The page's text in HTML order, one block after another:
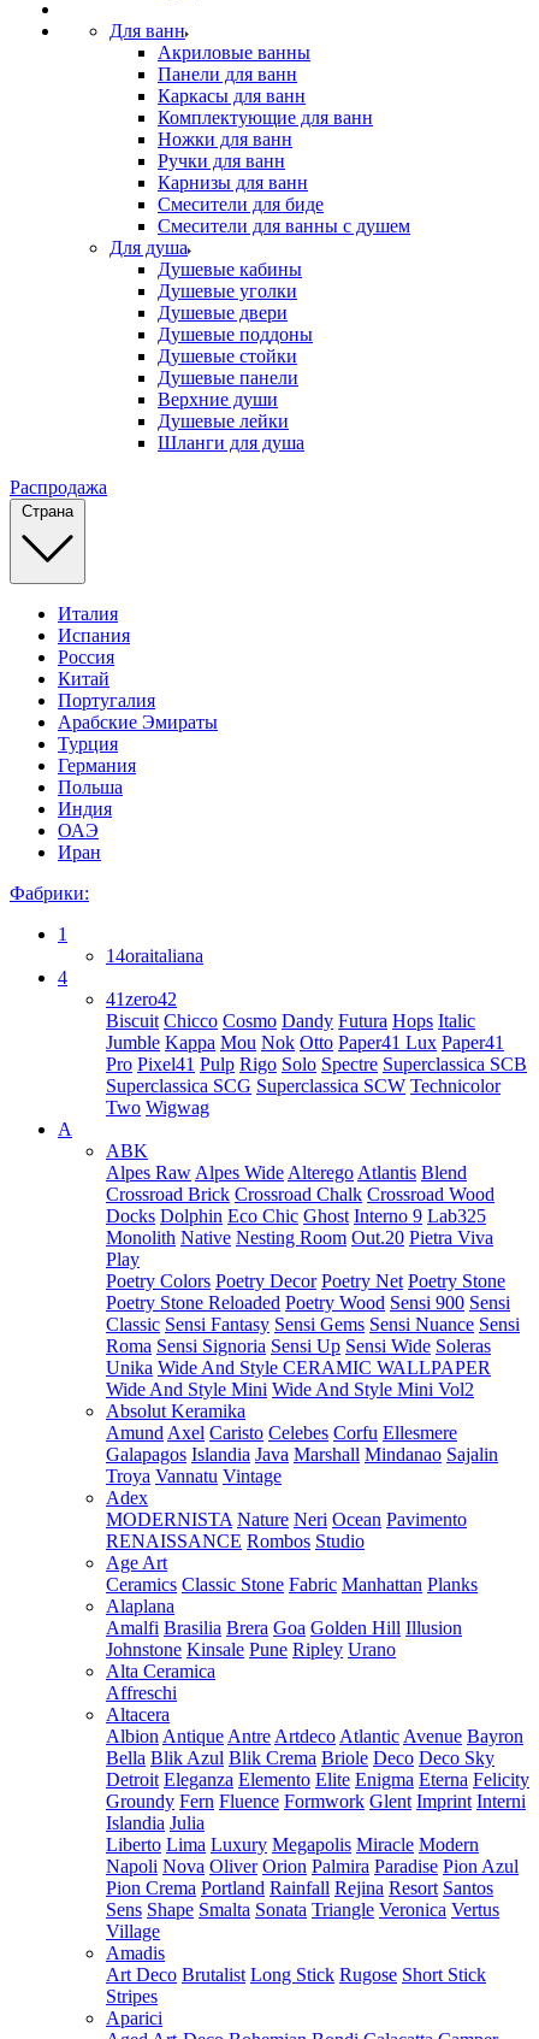
Для ванн
Акриловые ванны
Панели для ванн
Каркасы для ванн
Комплектующие для ванн
Ножки для ванн
Ручки для ванн
Карнизы для ванн
Смесители для биде
Смесители для ванны с душем
Для душа
Душевые кабины
Душевые уголки
Душевые двери
Душевые поддоны
Душевые стойки
Душевые панели
Верхние души
Душевые лейки
Шланги для душа
Распродажа
Страна
Италия
Испания
Россия
Китай
Португалия
Арабские Эмираты
Турция
Германия
Польша
Индия
ОАЭ
Иран
Фабрики:
1
14oraitaliana
4
41zero42
Biscuit Chicco Cosmo Dandy Futura Hops Italic
Jumble Kappa Mou Nok Otto Paper41 Lux Paper41
Pro Pixel41 Pulp Rigo Solo Spectre Superclassica SCB
Superclassica SCG Superclassica SCW Technicolor
Two Wigwag
A
ABK
Alpes Raw Alpes Wide Alterego Atlantis Blend
Crossroad Brick Crossroad Chalk Crossroad Wood
Docks Dolphin Eco Chic Ghost Interno 9 Lab325
Monolith Native Nesting Room Out.20 Pietra Viva
Play
Poetry Colors Poetry Decor Poetry Net Poetry Stone
Poetry Stone Reloaded Poetry Wood Sensi 900 Sensi
Classic Sensi Fantasy Sensi Gems Sensi Nuance Sensi
Roma Sensi Signoria Sensi Up Sensi Wide Soleras
Unika Wide And Style CERAMIC WALLPAPER
Wide And Style Mini Wide And Style Mini Vol2
Absolut Keramika
Amund Axel Caristo Celebes Corfu Ellesmere
Galapagos Islandia Java Marshall Mindanao Sajalin
Troya Vannatu Vintage
Adex
MODERNISTA Nature Neri Ocean Pavimento
RENAISSANCE Rombos Studio
Age Art
Ceramics Classic Stone Fabric Manhattan Planks
Alaplana
Amalfi Brasilia Brera Goa Golden Hill Illusion
Johnstone Kinsale Pune Ripley Urano
Alta Ceramica
Affreschi
Altacera
Albion Antique Antre Artdeco Atlantic Avenue Bayron
Bella Blik Azul Blik Crema Briole Deco Deco Sky
Detroit Eleganza Elemento Elite Enigma Eterna Felicity
Groundy Fern Fluence Formwork Glent Imprint Interni
Islandia Julia
Liberto Lima Luxury Megapolis Miracle Modern
Napoli Nova Oliver Orion Palmira Paradise Pion Azul
Pion Crema Portland Rainfall Rejina Resort Santos
Sens Shape Smalta Sonata Triangle Veronica Vertus
Village
Amadis
Art Deco Brutalist Long Stick Rugose Short Stick
Stripes
Aparici